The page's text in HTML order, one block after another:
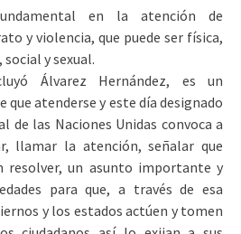
en la atención de
y violencia, que puede ser física,
y sexual.
Álvarez Hernández, es un
atenderse y este día designado
de las Naciones Unidas convoca a
llamar la atención, señalar que
resolver, un asunto importante y
para que, a través de esa
y los estados actúen y tomen